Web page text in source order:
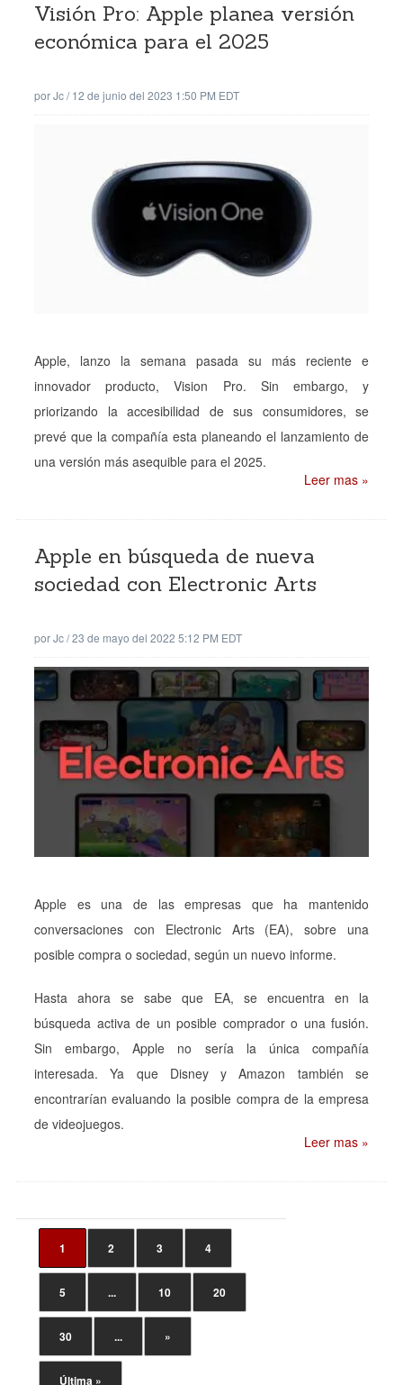
Visión Pro: Apple planea versión
económica para el 2025
porJc/12 de junio del 2023 1:50 PM EDT
Apple, lanzo la semana pasada su más reciente e
innovador producto, Vision Pro. Sin embargo, y
priorizando la accesibilidad de sus consumidores, se
prevé que la compañía esta planeando el lanzamiento de
una versión más asequible para el 2025.
Leer mas »
Apple en búsqueda de nueva
sociedad con Electronic Arts
porJc/23 de mayo del 2022 5:12 PM EDT
Apple es una de las empresas que ha mantenido
conversaciones con Electronic Arts (EA), sobre una
posible compra o sociedad, según un nuevo informe.
Hasta ahora se sabe que EA, se encuentra en la
búsqueda activa de un posible comprador o una fusión.
Sin embargo, Apple no sería la única compañía
interesada. Ya que Disney y Amazon también se
encontrarían evaluando la posible compra de la empresa
de videojuegos.
Leer mas »
1 2 3 4
5 ... 10 20
30 ... »
Última »